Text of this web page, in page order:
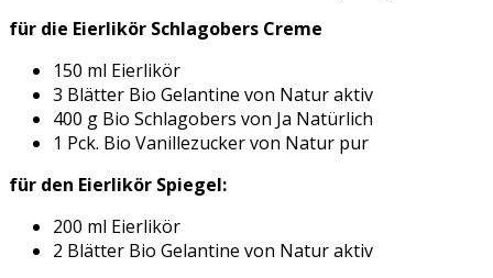
für die Eierlikör Schlagobers Creme
150 ml Eierlikör
3 Blätter Bio Gelantine von Natur aktiv
400 g Bio Schlagobers von Ja Natürlich
1 Pck. Bio Vanillezucker von Natur pur
für den Eierlikör Spiegel:
200 ml Eierlikör
2 Blätter Bio Gelantine von Natur aktiv